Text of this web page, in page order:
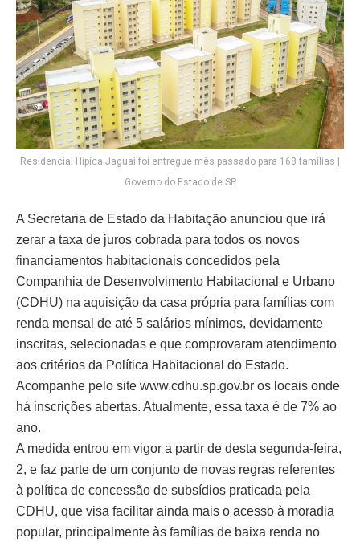
Residencial Hípica Jaguai foi entregue mês passado para 168 famílias |
Governo do Estado de SP
A Secretaria de Estado da Habitação anunciou que irá
zerar a taxa de juros cobrada para todos os novos
financiamentos habitacionais concedidos pela
Companhia de Desenvolvimento Habitacional e Urbano
(CDHU) na aquisição da casa própria para famílias com
renda mensal de até 5 salários mínimos, devidamente
inscritas, selecionadas e que comprovaram atendimento
aos critérios da Política Habitacional do Estado.
Acompanhe pelo site www.cdhu.sp.gov.br os locais onde
há inscrições abertas. Atualmente, essa taxa é de 7% ao
ano.
A medida entrou em vigor a partir de desta segunda-feira,
2, e faz parte de um conjunto de novas regras referentes
à política de concessão de subsídios praticada pela
CDHU, que visa facilitar ainda mais o acesso à moradia
popular, principalmente às famílias de baixa renda no